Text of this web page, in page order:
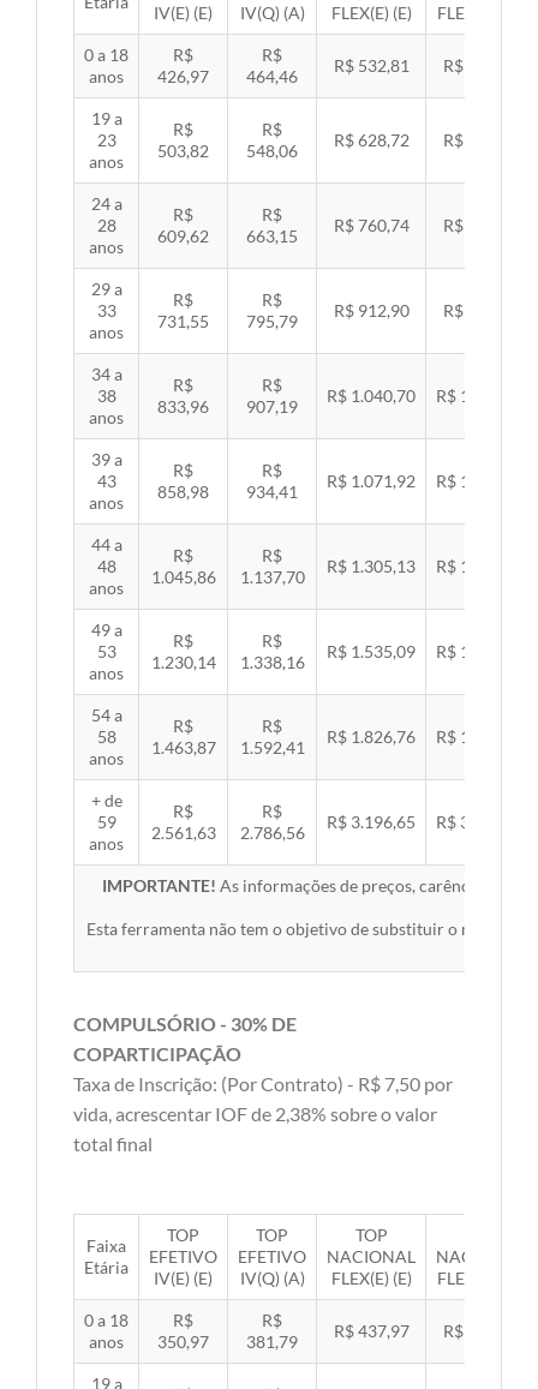
IV(E) (E)
IV(Q) (A)
FLEX(E) (E)
FLEX(Q) (A)
0 a 18
anos
R$
426,97
R$
464,46
R$ 532,81 R$ 549,06
19 a
23
anos
R$
503,82
R$
548,06
R$ 628,72 R$ 647,89
24 a
28
anos
R$
609,62
R$
663,15
R$ 760,74 R$ 783,94
29 a
33
anos
R$
731,55
R$
795,79
R$ 912,90 R$ 940,74
34 a
38
anos
R$
833,96
R$
907,19
R$ 1.040,70 R$ 1.072,43
39 a
43
anos
R$
858,98
R$
934,41
R$ 1.071,92 R$ 1.104,60
44 a
48
anos
R$
1.045,86
R$
1.137,70
R$ 1.305,13 R$ 1.344,92
49 a
53
anos
R$
1.230,14
R$
1.338,16
R$ 1.535,09 R$ 1.581,89
54 a
58
anos
R$
1.463,87
R$
1.592,41
R$ 1.826,76 R$ 1.882,45
+ de
59
anos
R$
2.561,63
R$
2.786,56
R$ 3.196,65 R$ 3.294,10
IMPORTANTE! As informações de preços, carências,
Esta ferramenta não tem o objetivo de substituir o material
COMPULSÓRIO - 30% DE
COPARTICIPAÇÃO
Taxa de Inscrição: (Por Contrato) - R$ 7,50 por
vida, acrescentar IOF de 2,38% sobre o valor
total final
Faixa
Etária
TOP
EFETIVO
IV(E) (E)
TOP
EFETIVO
IV(Q) (A)
TOP
NACIONAL
FLEX(E) (E)
NACIONAL
FLEX(Q) (A)
0 a 18
anos
R$
350,97
R$
381,79
R$ 437,97 R$ 451,33
19 a